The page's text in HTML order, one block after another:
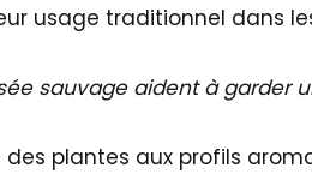
usage traditionnel dans
sauvage aident à garder
plantes aux profils